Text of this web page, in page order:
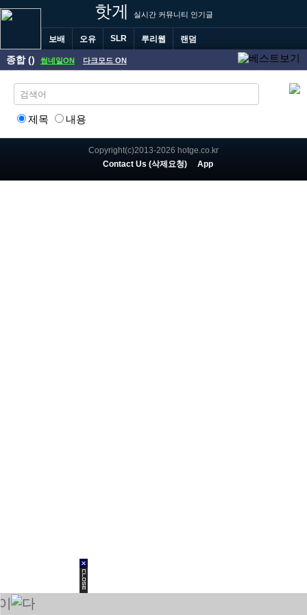
핫게 실시간 커뮤니티 인기글
보배 오유 SLR 루리웹 랜덤
종합 () 썸네일ON 다크모드 ON
제목 내용
Copyright(c)2013-2026 hotge.co.kr
Contact Us (삭제요청)
App